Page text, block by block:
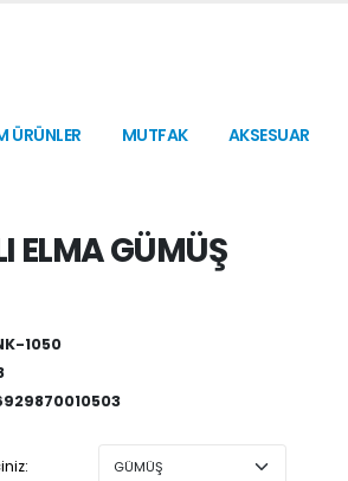
ÜRÜNLER MUTFAK AKSESUAR
ELMA GÜMÜŞ
1050